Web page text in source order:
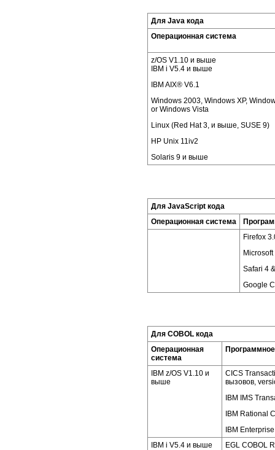
Для Java кода
Операционная система
z/OS V1.10 и выше
IBM i V5.4 и выше
IBM AIX® V6.1
Windows 2003, Windows XP,
or Windows Vista
Linux (Red Hat 3, и выше, SUSE 9)
HP Unix 11iv2
Solaris 9 и выше
Для JavaScript кода
Операционная система
Firefox
Safari 4
Google
Для COBOL кода
Операционная
система
IBM z/OS V1.10 и
выше
CICS
вызовов,
IBM IMS
IBM Rational
IBM
IBM i V5.4 и выше
EGL COBOL